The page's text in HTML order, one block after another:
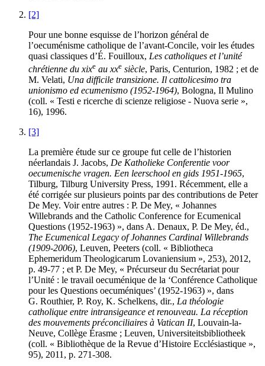
[2]
Pour une bonne esquisse de l’horizon général de
l’oecuménisme catholique de l’avant-Concile, voir les études
quasi classiques d’É. Fouilloux, Les catholiques et l’unité
chrétienne du xixe au xxe siècle, Paris, Centurion, 1982 ; et de
M. Velati, Una difficile transizione. Il cattolicesimo tra
unionismo ed ecumenismo (1952-1964), Bologna, Il Mulino
(coll. « Testi e ricerche di scienze religiose - Nuova serie »,
16), 1996.
[3]
La première étude sur ce groupe fut celle de l’historien
néerlandais J. Jacobs, De Katholieke Conferentie voor
oecumenische vragen. Een leerschool en gids 1951-1965,
Tilburg, Tilburg University Press, 1991. Récemment, elle a
été corrigée sur plusieurs points par des contributions de Peter
De Mey. Voir entre autres : P. De Mey, « Johannes
Willebrands and the Catholic Conference for Ecumenical
Questions (1952-1963) », dans A. Denaux, P. De Mey, éd.,
The Ecumenical Legacy of Johannes Cardinal Willebrands
(1909-2006), Leuven, Peeters (coll. « Bibliotheca
Ephemeridum Theologicarum Lovaniensium », 253), 2012,
p. 49-77 ; et P. De Mey, « Précurseur du Secrétariat pour
l’Unité : le travail oecuménique de la ‘Conférence Catholique
pour les Questions oecuméniques’ (1952-1963) », dans
G. Routhier, P. Roy, K. Schelkens, dir., La théologie
catholique entre intransigeance et renouveau. La réception
des mouvements préconciliaires à Vatican II, Louvain-la-
Neuve, Collège Érasme ; Leuven, Universiteitsbibliotheek
(coll. « Bibliothèque de la Revue d’Histoire Ecclésiastique »,
95), 2011, p. 271-308.